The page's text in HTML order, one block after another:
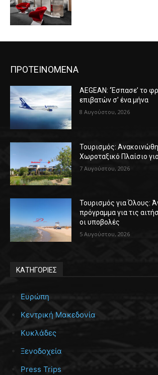
ΠΡΟΤΕΙΝΟΜΕΝΑ
AEGEAN: ‘Έσπασε’ το
επιβατών σ’ ένα μήνα
8 Αυγούστου, 2026
Τουρισμός:
Χωροταξικό Πλαίσιο
7 Αυγούστου, 2026
Τουρισμός για Όλους:
πρόγραμμα για τις
οι υποβολές
5 Αυγούστου, 2026
ΚΑΤΗΓΟΡΙΕΣ
Ευρώπη
Κεντρική Μακεδονία
Κυκλάδες
Ξενοδοχεία
Press Trips